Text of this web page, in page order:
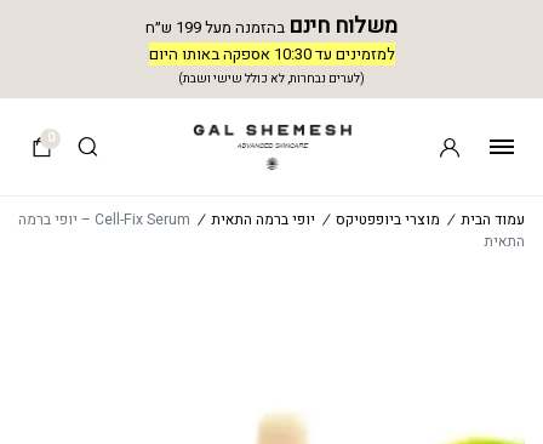
משלוח חינם בהזמנה מעל 199 ש״ח
למזמינים עד 10:30 אספקה באותו היום
(לערים נבחרות, לא כולל שישי ושבת)
0
עמוד הבית / מוצרי ביופפטיקס / יופי ברמה התאית /
Cell-Fix Serum – יופי ברמה
התאית